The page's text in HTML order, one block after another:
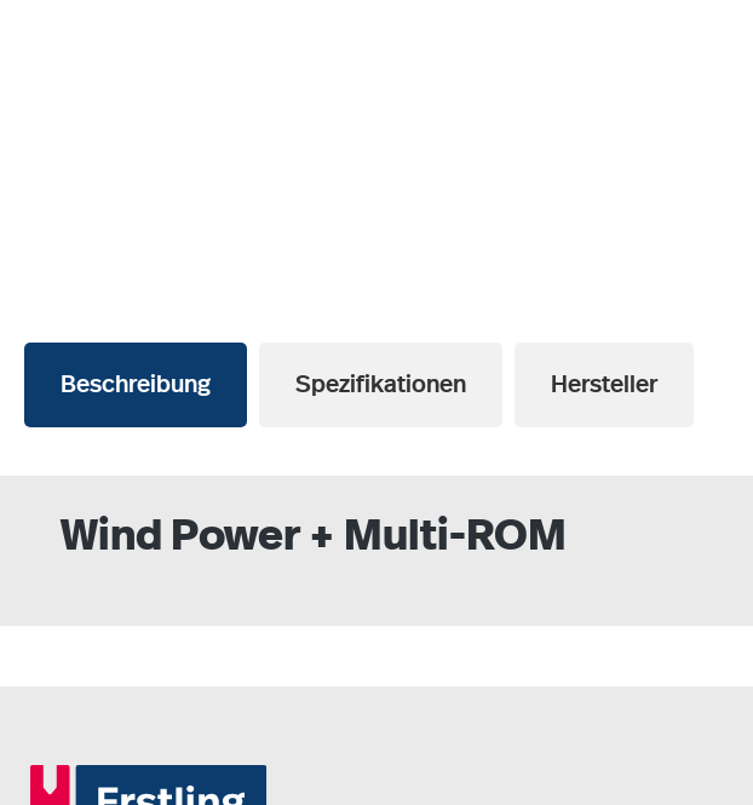
Beschreibung Spezifikationen Hersteller
Wind Power + Multi-ROM